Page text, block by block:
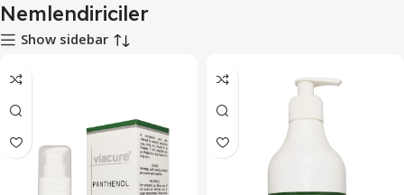
Nemlendiriciler
Show sidebar